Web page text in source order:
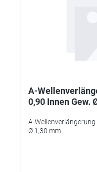
A-
0,90 Innen Gew.
A-Wellenverlängerung
Ø 1,30 mm